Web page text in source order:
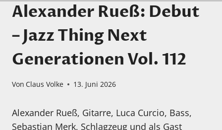
Alexander Rueß: Debut
– Jazz Thing Next
Generationen Vol. 112
Von Claus Volke 13. Juni 2026
Alexander Rueß, Gitarre, Luca Curcio, Bass,
Sebastian Merk, Schlagzeug und als Gast